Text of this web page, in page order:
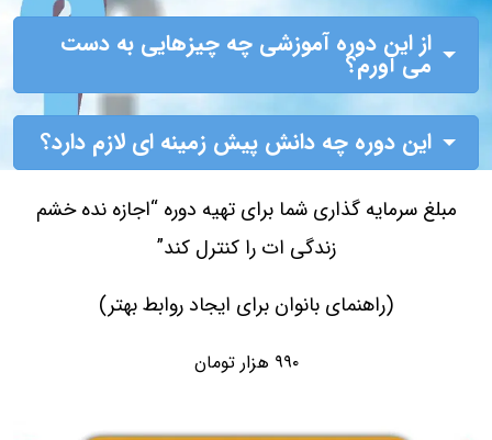
از این دوره آموزشی چه چیزهایی به دست
می آورم؟
این دوره چه دانش پیش زمینه ای لازم دارد؟
مبلغ سرمایه گذاری شما برای تهیه دوره“اجازه نده خشم
زندگی ات را کنترل کند”
(راهنمای بانوان برای ایجاد روابط بهتر)
۹۹۰ هزار تومان